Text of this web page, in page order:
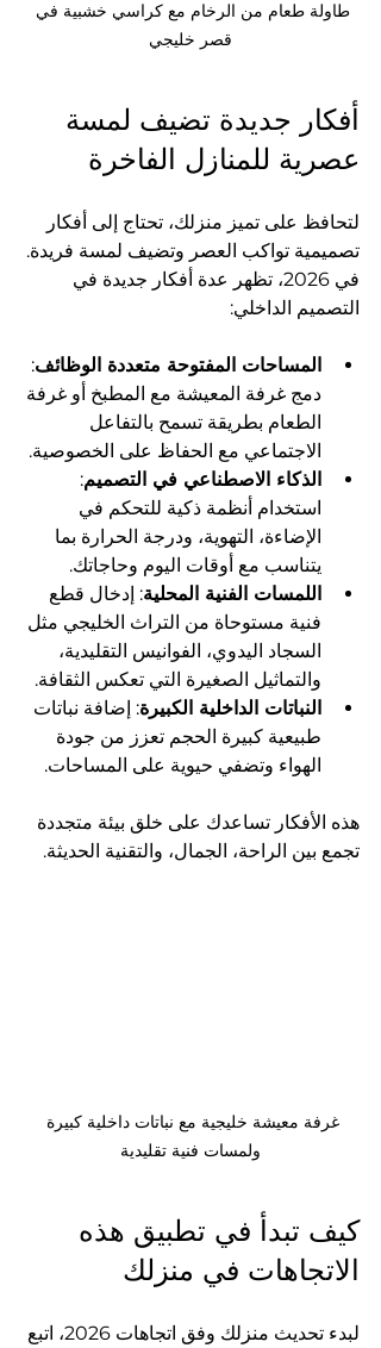
طاولة طعام من الرخام مع كراسي خشبية في
قصر خليجي
أفكار جديدة تضيف لمسة
عصرية للمنازل الفاخرة
لتحافظ على تميز منزلك، تحتاج إلى أفكار
تصميمية تواكب العصر وتضيف لمسة فريدة.
في 2026، تظهر عدة أفكار جديدة في
التصميم الداخلي:
المساحات المفتوحة متعددة الوظائف:
دمج غرفة المعيشة مع المطبخ أو غرفة
الطعام بطريقة تسمح بالتفاعل
الاجتماعي مع الحفاظ على الخصوصية.
الذكاء الاصطناعي في التصميم:
استخدام أنظمة ذكية للتحكم في
الإضاءة، التهوية، ودرجة الحرارة بما
يتناسب مع أوقات اليوم وحاجاتك.
اللمسات الفنية المحلية: إدخال قطع
فنية مستوحاة من التراث الخليجي مثل
السجاد اليدوي، الفوانيس التقليدية،
والتماثيل الصغيرة التي تعكس الثقافة.
النباتات الداخلية الكبيرة: إضافة نباتات
طبيعية كبيرة الحجم تعزز من جودة
الهواء وتضفي حيوية على المساحات.
هذه الأفكار تساعدك على خلق بيئة متجددة
تجمع بين الراحة، الجمال، والتقنية الحديثة.
غرفة معيشة خليجية مع نباتات داخلية كبيرة
ولمسات فنية تقليدية
كيف تبدأ في تطبيق هذه
الاتجاهات في منزلك
لبدء تحديث منزلك وفق اتجاهات 2026، اتبع